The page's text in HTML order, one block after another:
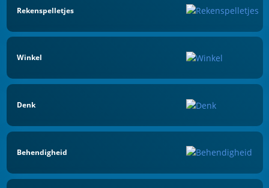
Rekenspelletjes
Winkel
Denk
Behendigheid